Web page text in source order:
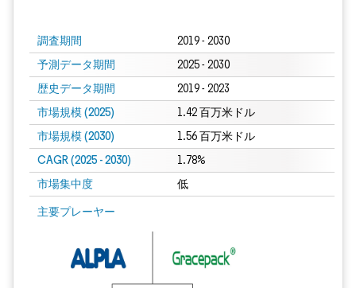
調査期間 2019 - 2030
予測データ期間 2025 - 2030
歴史データ期間 2019 - 2023
市場規模 (2025) 1.42 百万米ドル
市場規模 (2030) 1.56 百万米ドル
CAGR (2025 - 2030) 1.78%
市場集中度 低
主要プレーヤー